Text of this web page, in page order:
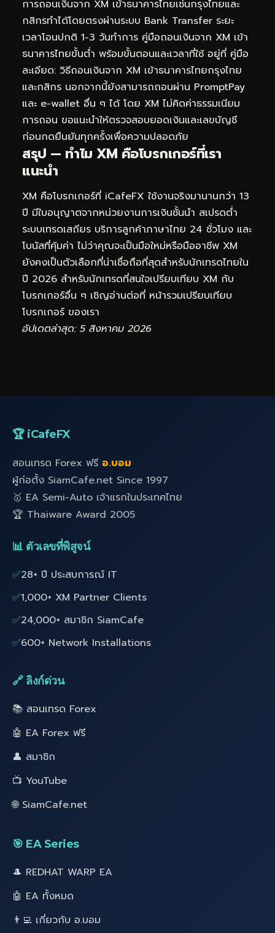
การถอนเงินจาก XM เข้าธนาคารไทยเช่นกรุงไทยและ
กสิกรทำได้โดยตรงผ่านระบบ Bank Transfer ระยะ
เวลาโอนปกติ 1-3 วันทำการ คู่มือถอนเงินจาก XM เข้า
ธนาคารไทยขั้นต่ำ พร้อมขั้นตอนและเวลาที่ใช้ อยู่ที่ คู่มือ
ละเอียด: วิธีถอนเงินจาก XM เข้าธนาคารไทยกรุงไทย
และกสิกร นอกจากนี้ยังสามารถถอนผ่าน PromptPay
และ e-wallet อื่น ๆ ได้ โดย XM ไม่คิดค่าธรรมเนียม
การถอน ขอแนะนำให้ตรวจสอบยอดเงินและเลขบัญชี
ก่อนกดยืนยันทุกครั้งเพื่อความปลอดภัย
สรุป — ทำไม XM คือโบรกเกอร์ที่เรา
แนะนำ
XM คือโบรกเกอร์ที่ iCafeFX ใช้งานจริงมานานกว่า 13
ปี มีใบอนุญาตจากหน่วยงานการเงินชั้นนำ สเปรดต่ำ
ระบบเทรดเสถียร บริการลูกค้าภาษาไทย 24 ชั่วโมง และ
โบนัสที่คุ้มค่า ไม่ว่าคุณจะเป็นมือใหม่หรือมืออาชีพ XM
ยังคงเป็นตัวเลือกที่น่าเชื่อถือที่สุดสำหรับนักเทรดไทยใน
ปี 2026 สำหรับนักเทรดที่สนใจเปรียบเทียบ XM กับ
โบรกเกอร์อื่น ๆ เชิญอ่านต่อที่ หน้ารวมเปรียบเทียบ
โบรกเกอร์ ของเรา
อัปเดตล่าสุด: 5 สิงหาคม 2026
🏆 iCafeFX
สอนเทรด Forex ฟรี อ.บอม
ผู้ก่อตั้ง SiamCafe.net Since 1997
🥇 EA Semi-Auto เจ้าแรกในประเทศไทย
🏆 Thaiware Award 2005
📊 ตัวเลขที่พิสูจน์
✅28+ ปี ประสบการณ์ IT
✅1,000+ XM Partner Clients
✅24,000+ สมาชิก SiamCafe
✅600+ Network Installations
🔗 ลิงก์ด่วน
📚 สอนเทรด Forex
🤖 EA Forex ฟรี
👤 สมาชิก
📺 YouTube
🌐 SiamCafe.net
🎯 EA Series
🎩 REDHAT WARP EA
🤖 EA ทั้งหมด
👨‍💻 เกี่ยวกับ อ.บอม